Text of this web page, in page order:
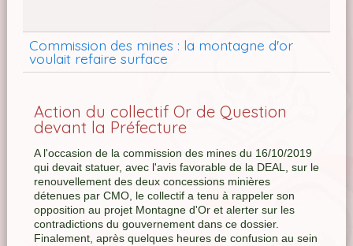
Commission des mines : la montagne d'or
voulait refaire surface
Action du collectif Or de Question
devant la Préfecture
A l'occasion de la commission des mines du 16/10/2019
qui devait statuer, avec l'avis favorable de la DEAL, sur le
renouvellement des deux concessions minières
détenues par CMO, le collectif a tenu à rappeler son
opposition au projet Montagne d'Or et alerter sur les
contradictions du gouvernement dans ce dossier.
Finalement, après quelques heures de confusion au sein